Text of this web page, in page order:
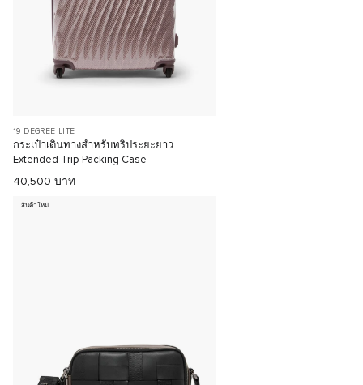
19 DEGREE LITE
กระเป๋าเดินทางสำหรับทริประยะยาว
Extended Trip Packing Case
40,500 บาท
สินค้าใหม่